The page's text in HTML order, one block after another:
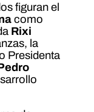
figuran el
como
Rixi
la
Presidenta